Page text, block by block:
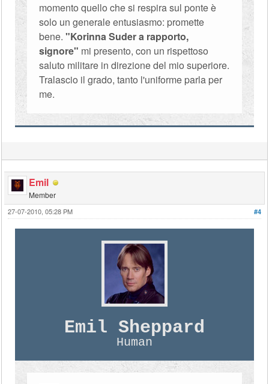
momento quello che si respira sul ponte è
solo un generale entusiasmo: promette
bene."Korinna Suder a rapporto,
signore" mi presento, con un rispettoso
saluto militare in direzione del mio superiore.
Tralascio il grado, tanto l'uniforme parla per
me.
Emil
Member
#4
27-07-2010, 05:28 PM
Emil Sheppard
Human